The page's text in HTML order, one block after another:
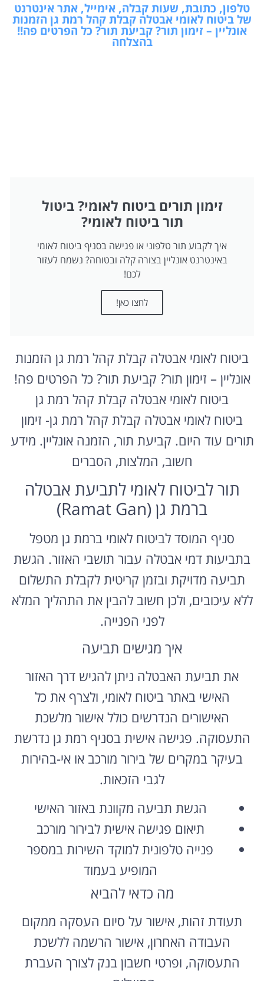
טלפון, כתובת, שעות קבלה, אימייל, אתר אינטרנט
של ביטוח לאומי אבטלה קבלת קהל רמת גן הזמנות
אונליין – זימון תור? קביעת תור? כל הפרטים פה!!
בהצלחה
זימון תורים ביטוח לאומי? ביטול
תור ביטוח לאומי?
איך לקבוע תור טלפוני או פגישה בסניף ביטוח לאומי
באינטרנט אונליין בצורה קלה ובטוחה? נשמח לעזור
לכם!
לחצו כאן!
ביטוח לאומי אבטלה קבלת קהל רמת גן הזמנות
אונליין – זימון תור? קביעת תור? כל הפרטים פה!
ביטוח לאומי אבטלה קבלת קהל רמת גן
ביטוח לאומי אבטלה קבלת קהל רמת גן- זימון
תורים עוד היום. קביעת תור, הזמנה אונליין. מידע
חשוב, המלצות, הסברים
תור לביטוח לאומי לתביעת אבטלה
ברמת גן (Ramat Gan)
סניף המוסד לביטוח לאומי ברמת גן מטפל
בתביעות דמי אבטלה עבור תושבי האזור. הגשת
תביעה מדויקת ובזמן קריטית לקבלת התשלום
ללא עיכובים, ולכן חשוב להבין את התהליך המלא
לפני הפנייה.
איך מגישים תביעה
את תביעת האבטלה ניתן להגיש דרך האזור
האישי באתר ביטוח לאומי, ולצרף את כל
האישורים הנדרשים כולל אישור מלשכת
התעסוקה. פגישה אישית בסניף רמת גן נדרשת
בעיקר במקרים של בירור מורכב או אי-בהירות
לגבי הזכאות.
הגשת תביעה מקוונת באזור האישי
תיאום פגישה אישית לבירור מורכב
פנייה טלפונית למוקד השירות במספר
המופיע בעמוד
מה כדאי להביא
תעודת זהות, אישור על סיום העסקה ממקום
העבודה האחרון, אישור הרשמה ללשכת
התעסוקה, ופרטי חשבון בנק לצורך העברת